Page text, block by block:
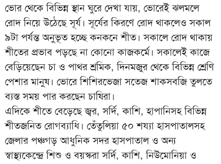
ভোর থেকে বিভিন্ন স্থান ঘুরে দেখা যায়, ভোরেই ঝলমলে
রোদ নিয়ে উঠেছে সূর্য। সূর্যের কিরণে রোদ থাকলেও সকাল
৯টা পর্যন্ত অনুভূত হচ্ছে কনকনে শীত। সকালে রোদ থাকায়
শীতের প্রভাব পড়ছে না কোনো কাজকর্মে। সকালেই কাজে
বেড়িয়েছেন চা ও পাথর শ্রমিক, দিনমজুর থেকে বিভিন্ন শ্রেণি
পেশার মানুষ। ভোরে শিশিরভেজা সতেজ শাকসবজি তুলতে
ব্যস্ত সময় পার করছেন চাষিরা।
এদিকে শীতে বেড়েছে জ্বর, সর্দি, কাশি, হাপানিসহ বিভিন্ন
শীতজনিত রোগব্যাধি। তেঁতুলিয়া ৫০ শয্যা হাসপাতালসহ
জেলার পঞ্চগড় আধুনিক সদর হাসপাতাল ও অন্য
স্বাস্থ্যকেন্দ্রে শিশু ও বয়স্করা সর্দি, কাশি, নিউমোনিয়া ও